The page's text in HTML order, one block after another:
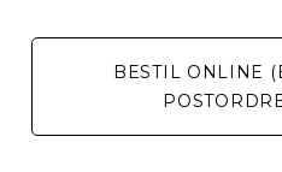
BESTIL ONLINE